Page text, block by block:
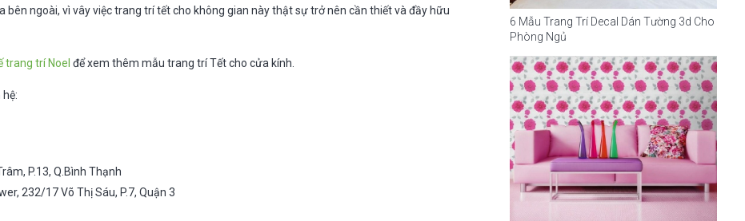
bên ngoài, vì vây việc trang trí tết cho không gian này thật sự trở nên cần thiết và đầy hữu
trang trí Noel để xem thêm mẫu trang trí Tết cho cửa kính.
P.13, Q.Bình Thạnh
232/17 Võ Thị Sáu, P.7, Quận 3
6 Mẫu Trang Trí Decal Dán Tường 3d Cho
Phòng Ngủ